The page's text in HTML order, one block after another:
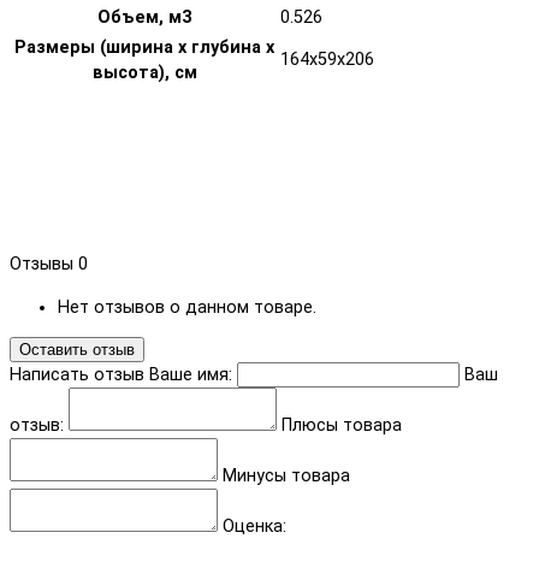
Объем, м3
0.526
Размеры (ширина х глубина х
высота), см
164х59х206
Отзывы 0
Нет отзывов о данном товаре.
Оставить отзыв
Написать отзыв Ваше имя: Ваш
отзыв: Плюсы товара
Минусы товара
Оценка: